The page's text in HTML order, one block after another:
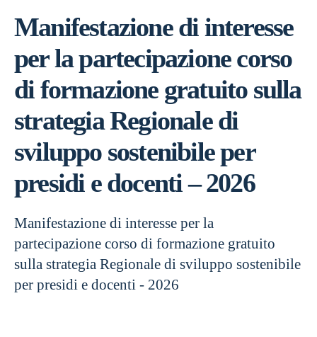
Manifestazione di interesse
per la partecipazione corso
di formazione gratuito sulla
strategia Regionale di
sviluppo sostenibile per
presidi e docenti – 2026
Manifestazione di interesse per la
partecipazione corso di formazione gratuito
sulla strategia Regionale di sviluppo sostenibile
per presidi e docenti - 2026